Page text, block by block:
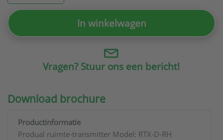
In winkelwagen
Vragen? Stuur ons een bericht!
Download brochure
Productinformatie
Produal ruimte-transmitter Model: RTX-D-RH